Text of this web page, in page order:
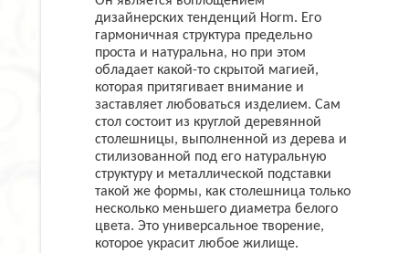
дизайнерских тенденций Horm. Его
гармоничная структура предельно
проста и натуральна, но при этом
обладает какой-то скрытой магией,
которая притягивает внимание и
заставляет любоваться изделием. Сам
стол состоит из круглой деревянной
столешницы, выполненной из дерева и
стилизованной под его натуральную
структуру и металлической подставки
такой же формы, как столешница только
несколько меньшего диаметра белого
цвета. Это универсальное творение,
которое украсит любое жилище.